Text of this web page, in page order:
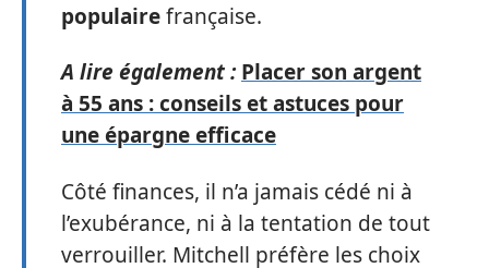
populairefrançaise.
A lire également : Placer son argent
à 55 ans : conseils et astuces pour
une épargne efficace
Côté finances, il n’a jamais cédé ni à
l’exubérance, ni à la tentation de tout
verrouiller. Mitchell préfère les choix